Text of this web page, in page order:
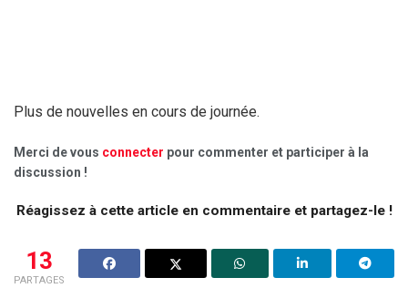
Plus de nouvelles en cours de journée.
Merci de vous connecter pour commenter et participer à la
discussion !
Réagissez à cette article en commentaire et partagez-le !
13
PARTAGES